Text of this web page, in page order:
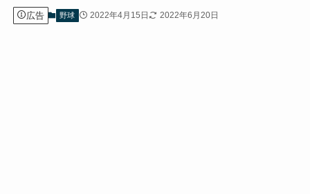
広告 野球 2022年4月15日 2022年6月20日